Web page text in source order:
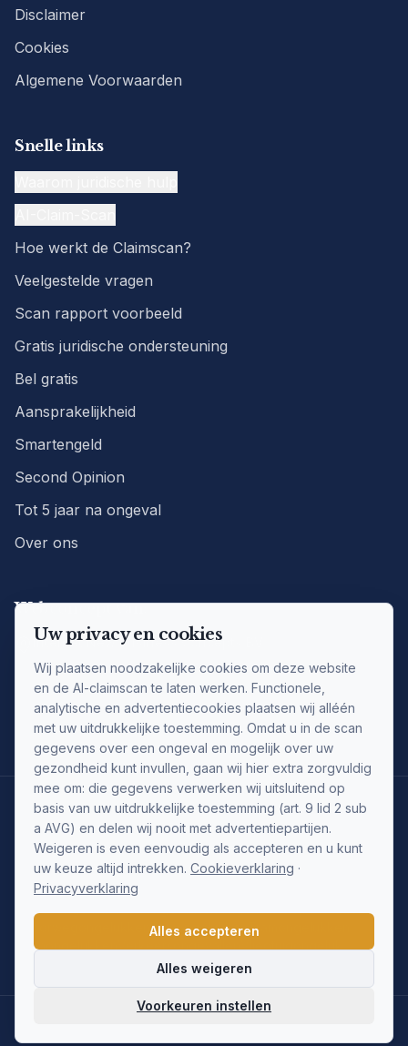
Uw privacy en cookies
Wij plaatsen noodzakelijke cookies om deze website
en de AI-claimscan te laten werken. Functionele,
analytische en advertentiecookies plaatsen wij alléén
met uw uitdrukkelijke toestemming. Omdat u in de scan
gegevens over een ongeval en mogelijk over uw
gezondheid kunt invullen, gaan wij hier extra zorgvuldig
mee om: die gegevens verwerken wij uitsluitend op
basis van uw uitdrukkelijke toestemming (art. 9 lid 2 sub
a AVG) en delen wij nooit met advertentiepartijen.
Weigeren is even eenvoudig als accepteren en u kunt
uw keuze altijd intrekken. Cookieverklaring ·
Privacyverklaring
Alles accepteren
Alles weigeren
Voorkeuren instellen
Disclaimer
Cookies
Algemene Voorwaarden
Snelle links
Hoe werkt de Claimscan?
Veelgestelde vragen
Scan rapport voorbeeld
Gratis juridische ondersteuning
Bel gratis
Aansprakelijkheid
Smartengeld
Second Opinion
Tot 5 jaar na ongeval
Over ons
Webconcept van:
Internet New Business Concepts BV
Postbus 199
3500 AD Utrecht
KvK Utrecht: 30160618
Ongeval type:
FietsongelukkenVoetgangersongelukkenBootongelukken
BedrijfsongelukkenAttractieparkongelukkenBijtwonden
Milieuschade FestivalongelukkenVan-achteren-aangereden
VoedselvergiftigingMedische-missers
TaxiongelukkenTramongelukken
Treinongelukken
WhiplashlaesieWintersportongeluk